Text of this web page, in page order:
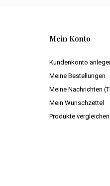
Mein Konto
Kundenkonto
Meine Bestellungen
Meine Nachrichten
Mein Wunschzettel
Produkte vergleichen